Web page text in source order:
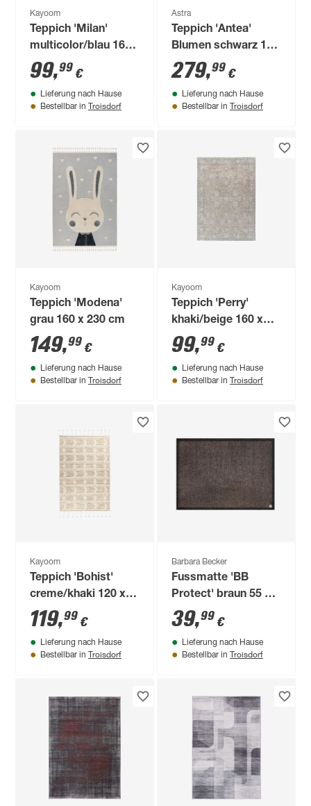
Kayoom
Teppich 'Milan'
multicolor/blau 160
x 230 cm
99,99 €
Lieferung nach Hause
Bestellbar in Troisdorf
Astra
Teppich 'Antea'
Blumen schwarz 160
x 230 cm
279,99 €
Lieferung nach Hause
Bestellbar in Troisdorf
Kayoom
Teppich 'Modena'
grau 160 x 230 cm
149,99 €
Lieferung nach Hause
Bestellbar in Troisdorf
Kayoom
Teppich 'Perry'
khaki/beige 160 x
230 cm
99,99 €
Lieferung nach Hause
Bestellbar in Troisdorf
Kayoom
Teppich 'Bohist'
creme/khaki 120 x
180 cm
119,99 €
Lieferung nach Hause
Bestellbar in Troisdorf
Barbara Becker
Fussmatte 'BB
Protect' braun 55 x
70 cm
39,99 €
Lieferung nach Hause
Bestellbar in Troisdorf